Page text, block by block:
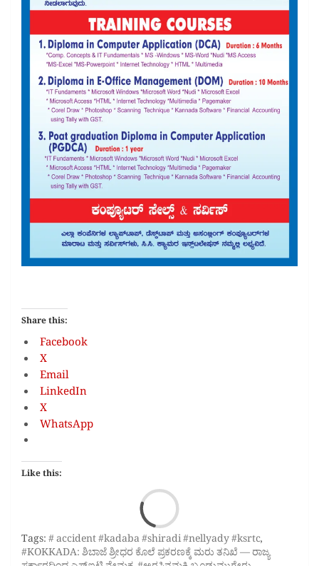
Share this:
Facebook
X
Email
LinkedIn
X
WhatsApp
Like this:
Tags:# accident #kadaba #shiradi #nellyady #ksrtc,
#KOKKADA: ಶಿಬಾಜೆ ಶ್ರೀಧರ ಕೊಲೆ ಪ್ರಕರಣಕ್ಕೆ ಮರು ತನಿಖೆ — ರಾಜ್ಯ